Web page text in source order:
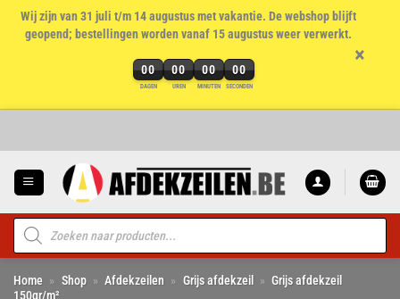
Wij zijn van 31 juli t/m 14 augustus met vakantie. De webshop blijft
geopend; bestellingen worden vanaf 15 augustus weer verwerkt.
00
DAGEN
00
UREN
00
MINUTEN
00
SECONDEN
×
Producten
zoeken
Home » Shop » Afdekzeilen » Grijs afdekzeil » Grijs afdekzeil
150gr/m²